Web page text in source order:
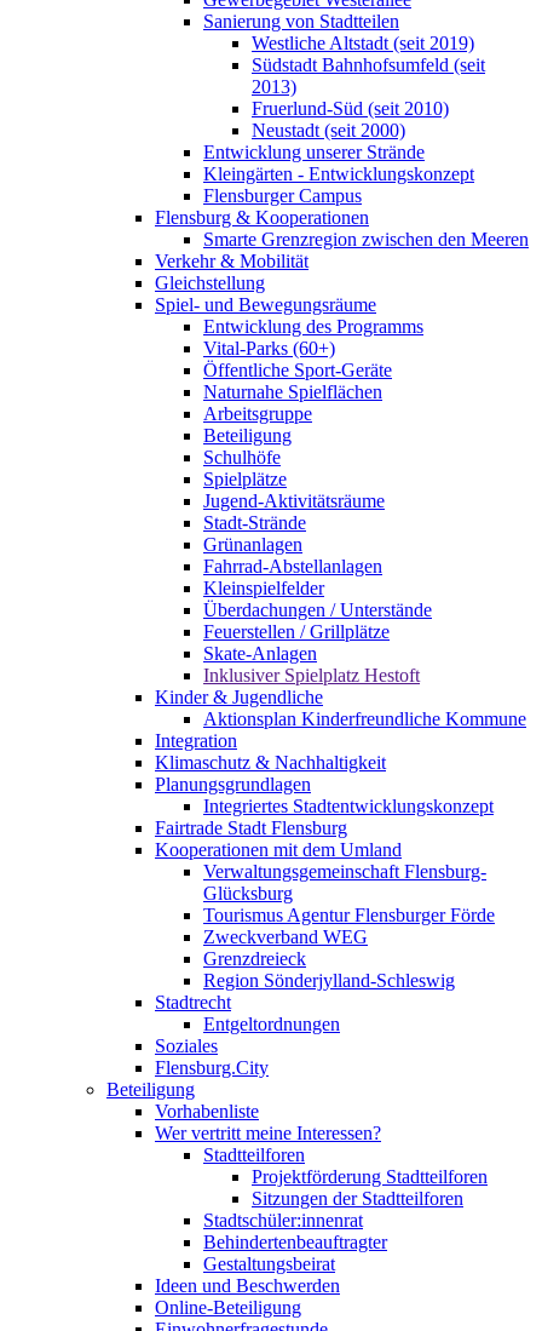
Sanierung von Stadtteilen
Westliche Altstadt (seit 2019)
Südstadt Bahnhofsumfeld (seit
2013)
Fruerlund-Süd (seit 2010)
Neustadt (seit 2000)
Entwicklung unserer Strände
Kleingärten - Entwicklungskonzept
Flensburger Campus
Flensburg & Kooperationen
Smarte Grenzregion zwischen den Meeren
Verkehr & Mobilität
Gleichstellung
Spiel- und Bewegungsräume
Entwicklung des Programms
Vital-Parks (60+)
Öffentliche Sport-Geräte
Naturnahe Spielflächen
Arbeitsgruppe
Beteiligung
Schulhöfe
Spielplätze
Jugend-Aktivitätsräume
Stadt-Strände
Grünanlagen
Fahrrad-Abstellanlagen
Kleinspielfelder
Überdachungen / Unterstände
Feuerstellen / Grillplätze
Skate-Anlagen
Inklusiver Spielplatz Hestoft
Kinder & Jugendliche
Aktionsplan Kinderfreundliche Kommune
Integration
Klimaschutz & Nachhaltigkeit
Planungsgrundlagen
Integriertes Stadtentwicklungskonzept
Fairtrade Stadt Flensburg
Kooperationen mit dem Umland
Verwaltungsgemeinschaft Flensburg-
Glücksburg
Tourismus Agentur Flensburger Förde
Zweckverband WEG
Grenzdreieck
Region Sönderjylland-Schleswig
Stadtrecht
Entgeltordnungen
Soziales
Flensburg.City
Beteiligung
Vorhabenliste
Wer vertritt meine Interessen?
Stadtteilforen
Projektförderung Stadtteilforen
Sitzungen der Stadtteilforen
Stadtschüler:innenrat
Behindertenbeauftragter
Gestaltungsbeirat
Ideen und Beschwerden
Online-Beteiligung